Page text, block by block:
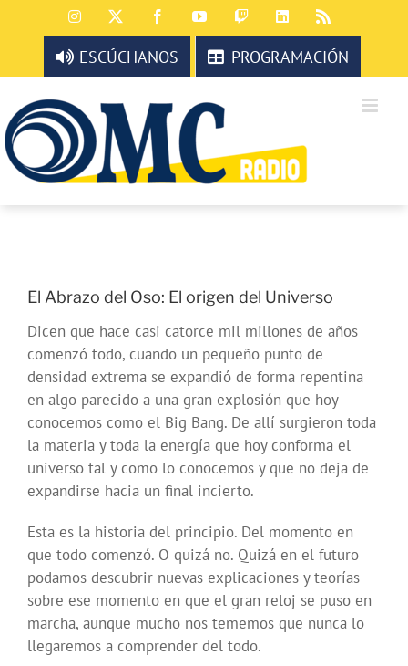
al
contenido
Instagram FacebookYouTubeTwitchLinkedIn
ESCÚCHANOS PROGRAMACIÓN
El Abrazo del Oso: El origen del Universo
Dicen que hace casi catorce mil millones de años
comenzó todo, cuando un pequeño punto de
densidad extrema se expandió de forma repentina
en algo parecido a una gran explosión que hoy
conocemos como el Big Bang. De allí surgieron toda
la materia y toda la energía que hoy conforma el
universo tal y como lo conocemos y que no deja de
expandirse hacia un final incierto.
Esta es la historia del principio. Del momento en
que todo comenzó. O quizá no. Quizá en el futuro
podamos descubrir nuevas explicaciones y teorías
sobre ese momento en que el gran reloj se puso en
marcha, aunque mucho nos tememos que nunca lo
llegaremos a comprender del todo.